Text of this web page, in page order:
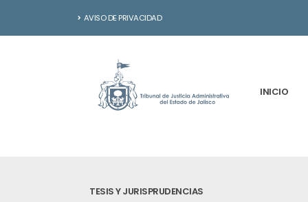
AVISO DE PRIVACIDAD
INICIO
TESIS Y JURISPRUDENCIAS